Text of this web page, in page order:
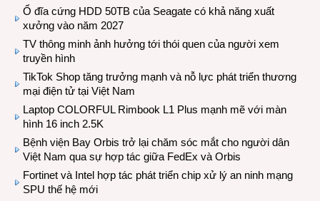
Ổ đĩa cứng HDD 50TB của Seagate có khả năng xuất
xưởng vào năm 2027
TV thông minh ảnh hưởng tới thói quen của người xem
truyền hình
TikTok Shop tăng trưởng mạnh và nỗ lực phát triển thương
mại điện tử tại Việt Nam
Laptop COLORFUL Rimbook L1 Plus mạnh mẽ với màn
hình 16 inch 2.5K
Bệnh viện Bay Orbis trở lại chăm sóc mắt cho người dân
Việt Nam qua sự hợp tác giữa FedEx và Orbis
Fortinet và Intel hợp tác phát triển chip xử lý an ninh mạng
SPU thế hệ mới